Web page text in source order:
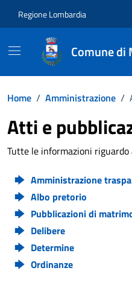
Regione Lombardia
Comune di
Home / Amministrazione /
Atti e
Tutte le informazioni
Amministrazione
Albo pretorio
Pubblicazioni di
Delibere
Determine
Ordinanze